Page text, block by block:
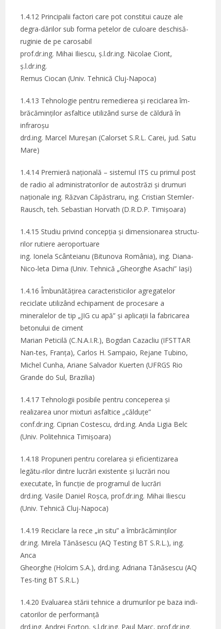
1.4.12 Principalii factori care pot constitui cauze ale
degra-dărilor sub forma petelor de culoare deschisă-
ruginie de pe carosabil
prof.dr.ing. Mihai Iliescu, ș.l.dr.ing. Nicolae Ciont,
ș.l.dr.ing.
Remus Ciocan (Univ. Tehnică Cluj-Napoca)
1.4.13 Tehnologie pentru remedierea și reciclarea îm­
brăcăminților­ asfaltice utilizând surse de căldură în
infraroșu
drd.ing. Marcel Mureșan (Calorset S.R.L. Carei, jud. Satu
Mare)
1.4.14 Premieră națională – sistemul ITS cu primul post
de radio al administratorilor de autostrăzi și drumuri
naționale ing. Răzvan Căpăstraru, ing. Cristian Stemler-
Rausch, teh. Sebastian Horvath (D.R.D.P. Timișoara)
1.4.15 Studiu privind concepția și dimensionarea structu-
rilor rutiere aeroportuare
ing. Ionela Scânteianu (Bitunova România), ing. Diana-
Nico-leta Dima (Univ. Tehnică „Gheorghe Asachi” Iași)
1.4.16 Îmbunătățirea caracteristicilor agregatelor
reciclate utilizând echipament de procesare a
mineralelor de tip „JIG cu apă” și aplicații la fabricarea
betonului de ciment
Marian Peticilă (C.N.A.I.R.), Bogdan Cazacliu (IFSTTAR
Nan-tes, Franța), Carlos H. Sampaio, Rejane Tubino,
Michel Cunha, Ariane Salvador Kuerten (UFRGS Rio
Grande do Sul, Brazilia)
1.4.17 Tehnologii posibile pentru conceperea și
realizarea unor mixturi asfaltice „călduțe”
conf.dr.ing. Ciprian Costescu, drd.ing. Anda Ligia Belc
(Univ. Politehnica Timișoara)
1.4.18 Propuneri pentru corelarea și eficientizarea
legătu-rilor dintre lucrări existente și lucrări nou
executate, în funcție de programul de lucrări
drd.ing. Vasile Daniel Roșca, prof.dr.ing. Mihai Iliescu
(Univ. Tehnică Cluj-Napoca)
1.4.19 Reciclare la rece „in situ” a îmbrăcăminților
dr.ing. Mirela Tănăsescu (AQ Testing BT S.R.L.), ing.
Anca
Gheorghe (Holcim S.A.), drd.ing. Adriana Tănăsescu (AQ
Tes-ting BT S.R.L.)
1.4.20 Evaluarea stării tehnice a drumurilor pe baza indi-
catorilor de performanță
drd.ing. Andrei Forton, ș.l.dr.ing. Paul Marc, prof.dr.ing.